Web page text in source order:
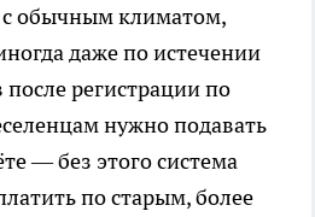
с обычным климатом,
даже по истечении
регистрации по
нужно подавать
— без этого система
по старым, более